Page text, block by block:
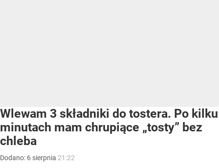
Wlewam 3 składniki do tostera. Po kilku
minutach mam chrupiące „tosty” bez
chleba
Dodano: 6 sierpnia 21:22